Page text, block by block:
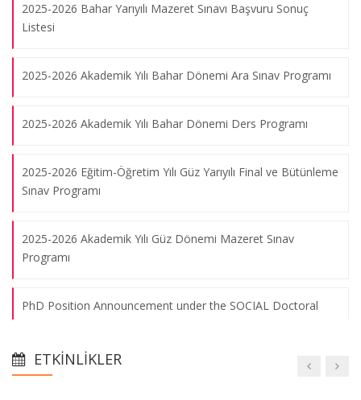
2025-2026 Bahar Yarıyılı Mazeret Sınavı Başvuru Sonuç
Listesi
2025-2026 Akademik Yılı Bahar Dönemi Ara Sınav Programı
2025-2026 Akademik Yılı Bahar Dönemi Ders Programı
2025-2026 Eğitim-Öğretim Yılı Güz Yarıyılı Final ve Bütünleme
Sınav Programı
2025-2026 Akademik Yılı Güz Dönemi Mazeret Sınav
Programı
PhD Position Announcement under the SOCIAL Doctoral
2025-2026 Eğitim-Öğretim Yılı Güz Yarıyılı Ara Sınav Programı
ETKINLIKLER